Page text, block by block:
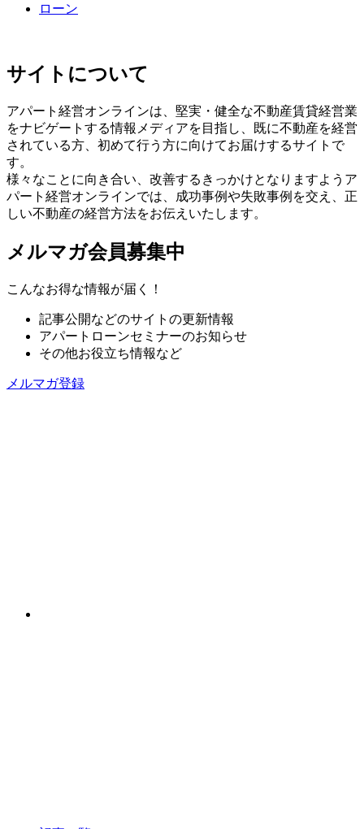
ローン
サイトについて
アパート経営オンラインは、堅実・健全な不動産賃貸経営業
をナビゲートする情報メディアを目指し、既に不動産を経営
されている方、初めて行う方に向けてお届けするサイトで
す。
様々なことに向き合い、改善するきっかけとなりますようア
パート経営オンラインでは、成功事例や失敗事例を交え、正
しい不動産の経営方法をお伝えいたします。
メルマガ会員募集中
こんなお得な情報が届く！
記事公開などのサイトの更新情報
アパートローンセミナーのお知らせ
その他お役立ち情報など
メルマガ登録